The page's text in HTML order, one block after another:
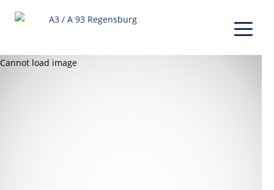
Cannot load image